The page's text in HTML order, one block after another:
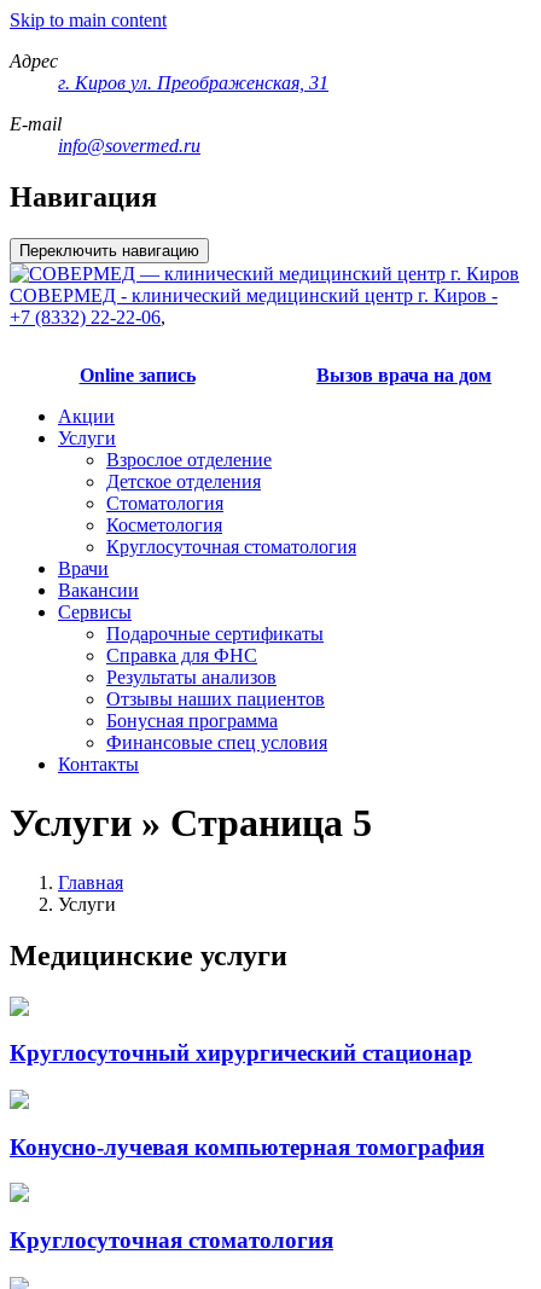
Skip to main content
Адрес
г. Киров ул. Преображенская, 31
E-mail
info@sovermed.ru
Навигация
Переключить навигацию
СОВЕРМЕД - клинический медицинский центр г. Киров -
+7 (8332) 22-22-06,
Online запись
Вызов врача на дом
Акции
Услуги
Взрослое отделение
Детское отделения
Стоматология
Косметология
Круглосуточная стоматология
Врачи
Вакансии
Сервисы
Подарочные сертификаты
Справка для ФНС
Результаты анализов
Отзывы наших пациентов
Бонусная программа
Финансовые спец условия
Контакты
Услуги » Страница 5
Главная
Услуги
Медицинские услуги
Круглосуточный хирургический стационар
Конусно-лучевая компьютерная томография
Круглосуточная стоматология